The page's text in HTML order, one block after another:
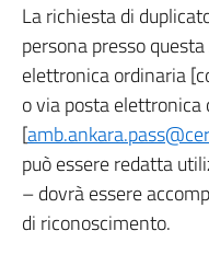
La richiesta di
persona presso
elettronica ordinaria
o via posta
[
può essere redatta
– dovrà essere
di riconoscimento.